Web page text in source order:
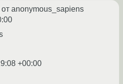
от anonymous_sapiens
+00:00